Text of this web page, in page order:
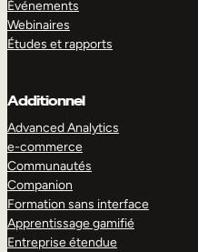
Événements
Webinaires
Études et rapports
Additionnel
Advanced Analytics
e-commerce
Communautés
Companion
Formation sans interface
Apprentissage gamifié
Entreprise étendue